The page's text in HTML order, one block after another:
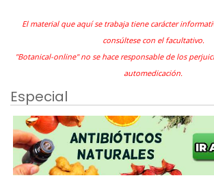
El material que aquí se trabaja tiene carácter
consúltese con el facultativo.
"Botanical-online" no se hace responsable de los
automedicación.
Especial